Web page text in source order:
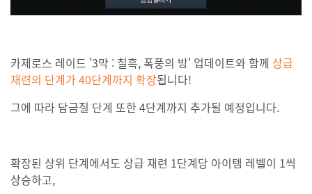
카제로스 레이드 '3막 : 칠흑, 폭풍의 밤' 업데이트와 함께 상급
재련의 단계가 40단계까지 확장됩니다!
그에 따라 담금질 단계 또한 4단계까지 추가될 예정입니다.
확장된 상위 단계에서도 상급 재련 1단계당 아이템 레벨이 1씩
상승하고,